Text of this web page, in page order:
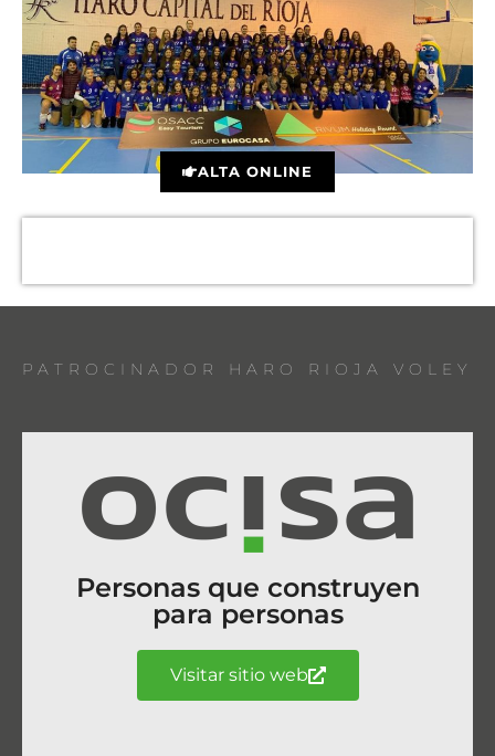
ALTA ONLINE
PATROCINADOR HARO RIOJA VOLEY
Personas que construyen
para personas
Visitar sitio web